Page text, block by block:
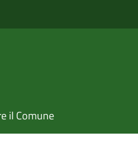
il Comune